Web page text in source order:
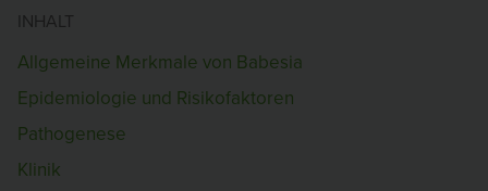
INHALT
Allgemeine Merkmale von Babesia
Epidemiologie und Risikofaktoren
Pathogenese
Klinik